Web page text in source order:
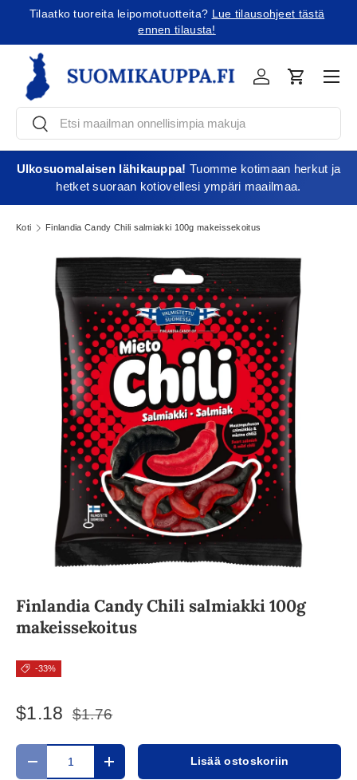
Tilaatko Yhdysvaltoihin? Tutustu uusiin tullikäytäntöihin!
EtsiEtsi
KirjauduOstoskori
Ulkosuomalaisen lähikauppa! Tuomme kotimaan herkut ja
hetket suoraan kotiovellesi ympäri maailmaa.
Koti Finlandia Candy Chili salmiakki 100g makeissekoitus
Finlandia Candy Chili salmiakki 100g
makeissekoitus
-33%
$1.18 $1.76
Määrä
Translation missing: fi.cart.items.decrease_quantity
Translation missing:Lisää ostoskoriin